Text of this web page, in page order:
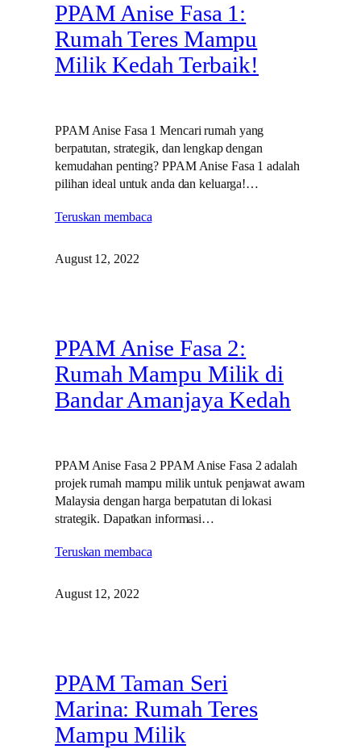
PPAM Anise Fasa 1:
Rumah Teres Mampu
Milik Kedah Terbaik!
PPAM Anise Fasa 1 Mencari rumah yang
berpatutan, strategik, dan lengkap dengan
kemudahan penting? PPAM Anise Fasa 1 adalah
pilihan ideal untuk anda dan keluarga!…
Teruskan membaca
August 12, 2022
PPAM Anise Fasa 2:
Rumah Mampu Milik di
Bandar Amanjaya Kedah
PPAM Anise Fasa 2 PPAM Anise Fasa 2 adalah
projek rumah mampu milik untuk penjawat awam
Malaysia dengan harga berpatutan di lokasi
strategik. Dapatkan informasi…
Teruskan membaca
August 12, 2022
PPAM Taman Seri
Marina: Rumah Teres
Mampu Milik